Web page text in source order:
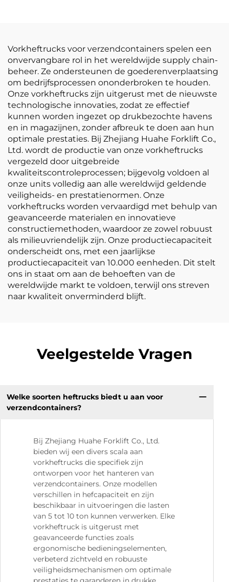
Vorkheftrucks voor verzendcontainers spelen een
onvervangbare rol in het wereldwijde supply chain-
beheer. Ze ondersteunen de goederenverplaatsing
om bedrijfsprocessen ononderbroken te houden.
Onze vorkheftrucks zijn uitgerust met de nieuwste
technologische innovaties, zodat ze effectief
kunnen worden ingezet op drukbezochte havens
en in magazijnen, zonder afbreuk te doen aan hun
optimale prestaties. Bij Zhejiang Huahe Forklift Co.,
Ltd. wordt de productie van onze vorkheftrucks
vergezeld door uitgebreide
kwaliteitscontroleprocessen; bijgevolg voldoen al
onze units volledig aan alle wereldwijd geldende
veiligheids- en prestatienormen. Onze
vorkheftrucks worden vervaardigd met behulp van
geavanceerde materialen en innovatieve
constructiemethoden, waardoor ze zowel robuust
als milieuvriendelijk zijn. Onze productiecapaciteit
onderscheidt ons, met een jaarlijkse
productiecapaciteit van 10.000 eenheden. Dit stelt
ons in staat om aan de behoeften van de
wereldwijde markt te voldoen, terwijl ons streven
naar kwaliteit onverminderd blijft.
Veelgestelde Vragen
Welke soorten heftrucks biedt u aan voor
verzendcontainers?
Bij Zhejiang Huahe Forklift Co., Ltd.
bieden wij een divers scala aan
vorkheftrucks die specifiek zijn
ontworpen voor het hanteren van
verzendcontainers. Onze modellen
verschillen in hefcapaciteit en zijn
beschikbaar in uitvoeringen die lasten
van 5 tot 10 ton kunnen verwerken. Elke
vorkheftruck is uitgerust met
geavanceerde functies zoals
ergonomische bedieningselementen,
verbeterd zichtveld en robuuste
veiligheidsmechanismen om optimale